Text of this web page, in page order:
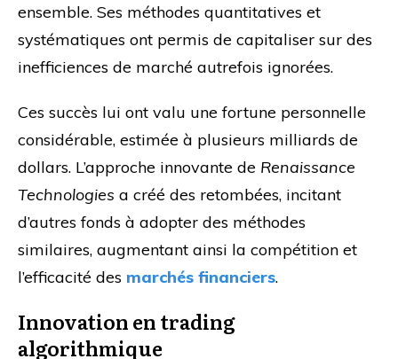
ensemble. Ses méthodes quantitatives et
systématiques ont permis de capitaliser sur des
inefficiences de marché autrefois ignorées.
Ces succès lui ont valu une fortune personnelle
considérable, estimée à plusieurs milliards de
dollars. L’approche innovante de Renaissance
Technologies a créé des retombées, incitant
d’autres fonds à adopter des méthodes
similaires, augmentant ainsi la compétition et
l’efficacité des marchés financiers.
Innovation en trading
algorithmique